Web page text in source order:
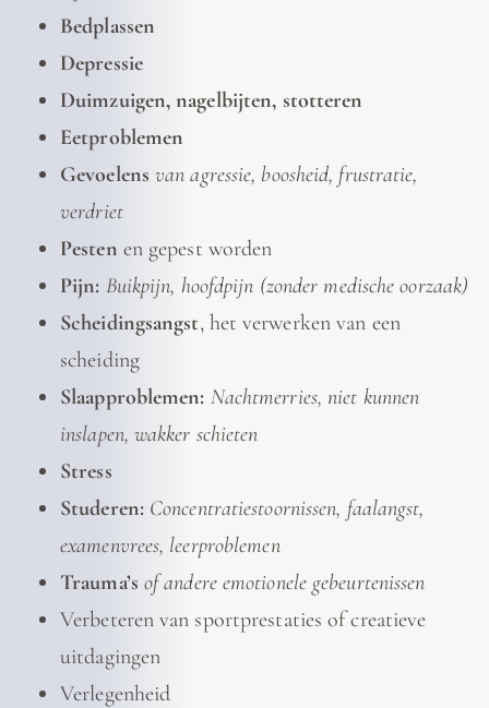
Bedplassen
Depressie
Duimzuigen, nagelbijten, stotteren
Eetproblemen
Gevoelens van agressie, boosheid, frustratie,
verdriet
Pesten en gepest worden
Pijn: Buikpijn, hoofdpijn (zonder medische oorzaak)
Scheidingsangst, het verwerken van een
scheiding
Slaapproblemen: Nachtmerries, niet kunnen
inslapen, wakker schieten
Stress
Studeren: Concentratiestoornissen, faalangst,
examenvrees, leerproblemen
Trauma’s of andere emotionele gebeurtenissen
Verbeteren van sportprestaties of creatieve
uitdagingen
Verlegenheid